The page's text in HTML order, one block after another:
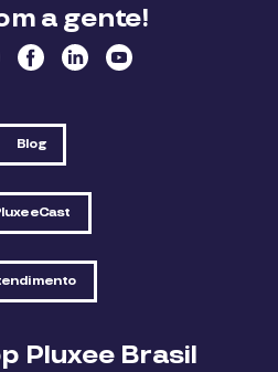
a gente!
Blog
Pluxee Brasil